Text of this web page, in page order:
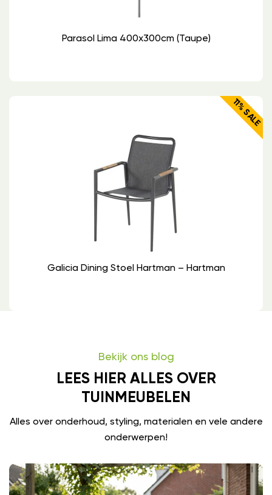
Parasol Lima 400x300cm (Taupe)
11% SALE
Galicia Dining Stoel Hartman – Hartman
Bekijk ons blog
LEES HIER ALLES OVER
TUINMEUBELEN
Alles over onderhoud, styling, materialen en vele andere
onderwerpen!